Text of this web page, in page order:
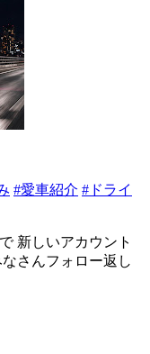
#愛車紹介 #ドライ
新しいアカウント
さんフォロー返し